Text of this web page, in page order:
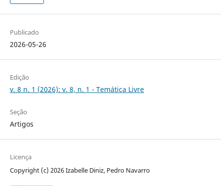
Publicado
2026-05-26
Edição
v. 8 n. 1 (2026): v. 8, n. 1 - Temática Livre
Seção
Artigos
Licença
Copyright (c) 2026 Izabelle Diniz, Pedro Navarro